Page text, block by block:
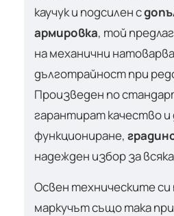
каучук и подсилен с
армировка, той
на механични
дълготрайност при
Произведен по
гарантират качество и
функциониране,
надежден избор за
Освен техническите
маркучът също така